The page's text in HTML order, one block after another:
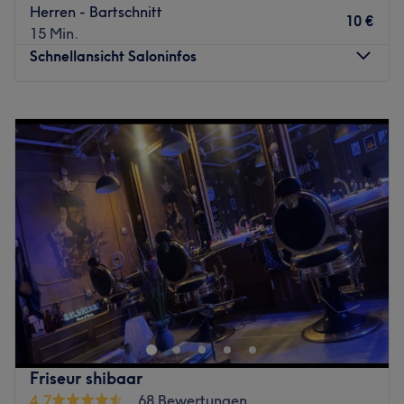
positiven Beschreibungen, die auf das Team zutreffen.
Atmosphäre: Authentisch, freundlich, professionell.
Expertise: Bartsyling & Schnitte.
Extras: Ganz einfach mit den öffentlichen Verkehrsmitteln
zu erreichen.
Zurück zur Salonansicht
Herren - Bartschnitt
15 Min.
10 €
Schnellansicht Saloninfos
Dienstag
10:00–20:00
Mittwoch
10:00 – 20:00
Donnerstag
10:00–20:00
Freitag
10:00–20:00
Samstag
10:00
18:00
Sonntag
Geschlossen
Profi Hairstyle ist ein moderner Damen- und
Herrenfriseursalon, der professionelle Dienstleistungen
rund um Haarpflege, Schönheit und Entspannung
anbietet. Das erfahrene Team sorgt mit hochwertigen
Produkten und individueller Beratung dafür, dass du dich
rundum wohlfühlst und mit einem perfekten Look nach
Friseur shibaar
4,7
68 Bewertungen